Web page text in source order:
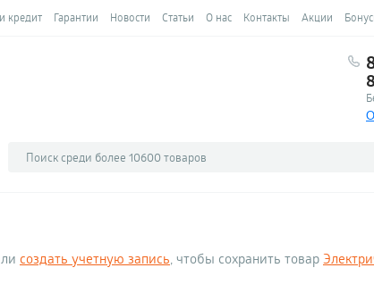
кредит Гарантии Новости Статьи О нас Контакты Акции
создать учетную запись, чтобы сохранить товар